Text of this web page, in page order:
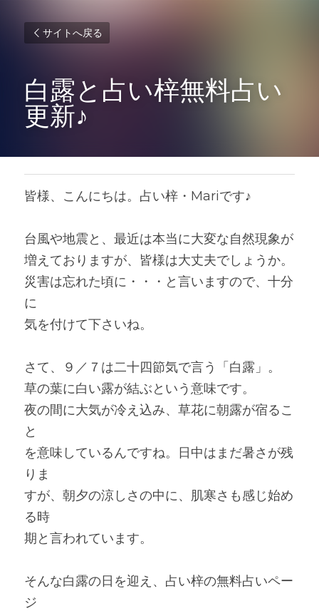
サイトへ戻る
白露と占い梓無料占い
更新♪
皆様、こんにちは。占い梓・Mariです♪
台風や地震と、最近は本当に大変な自然現象が
増えておりますが、皆様は大丈夫でしょうか。
災害は忘れた頃に・・・と言いますので、十分
に
気を付けて下さいね。
さて、９／７は二十四節気で言う「白露」。
草の葉に白い露が結ぶという意味です。
夜の間に大気が冷え込み、草花に朝露が宿るこ
と
を意味しているんですね。日中はまだ暑さが残
りま
すが、朝夕の涼しさの中に、肌寒さも感じ始め
る時
期と言われています。
そんな白露の日を迎え、占い梓の無料占いペー
ジ